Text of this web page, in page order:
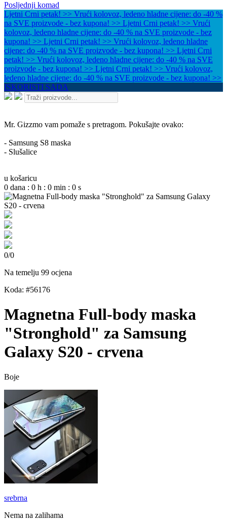
Posljednji komad
Ljetni Crni petak! >> Vrući kolovoz, ledeno hladne cijene: do -40 %
na SVE proizvode - bez kupona! >> Ljetni Crni petak! >> Vrući
kolovoz, ledeno hladne cijene: do -40 % na SVE proizvode - bez
kupona! >> Ljetni Crni petak! >> Vrući kolovoz, ledeno hladne
cijene: do -40 % na SVE proizvode - bez kupona! >> Ljetni Crni
petak! >> Vrući kolovoz, ledeno hladne cijene: do -40 % na SVE
proizvode - bez kupona! >> Ljetni Crni petak! >> Vrući kolovoz,
ledeno hladne cijene: do -40 % na SVE proizvode - bez kupona! >>
ISKORISTI SADA
Mr. Gizzmo vam pomaže s pretragom. Pokušajte ovako:
- Samsung S8 maska
- Slušalice
u košaricu
0 dana : 0 h : 0 min : 0 s
0/0
Na temelju 99 ocjena
Koda: #56176
Magnetna Full-body maska
"Stronghold" za Samsung
Galaxy S20 - crvena
Boje
srebrna
Nema na zalihama